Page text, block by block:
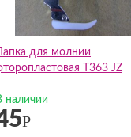
для молнии
T363 JZ
наличии
Р